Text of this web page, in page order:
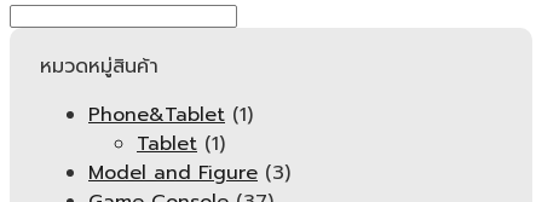
หมวดหมู่สินค้า
Phone&Tablet (1)
Tablet (1)
Model and Figure (3)